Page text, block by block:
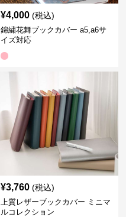
¥4,000 (税込)
錦繍花舞ブックカバー a5,a6サ
イズ対応
¥3,760 (税込)
上質レザーブックカバー ミニマ
ルコレクション